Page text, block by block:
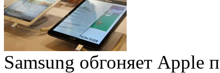
Samsung обгоняет Apple